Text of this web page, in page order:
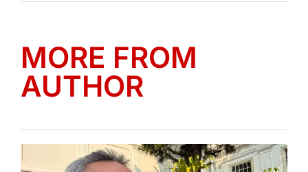
MORE FROM
AUTHOR